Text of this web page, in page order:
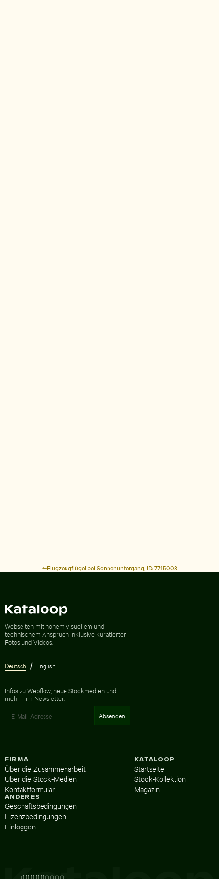
Flugzeugflügel bei Sonnenuntergang, ID: 7715008
Webseiten mit hohem visuellem und
technischem Anspruch inklusive kuratierter
Fotos und Videos.
Deutsch English
Infos zu Webflow, neue Stockmedien und
mehr – im Newsletter:
KATALOOP
Startseite
Stock-Kollektion
Magazin
FIRMA
Über die Zusammenarbeit
Über die Stock-Medien
Kontaktformular
ANDERES
Geschäftsbedingungen
Lizenzbedingungen
Einloggen